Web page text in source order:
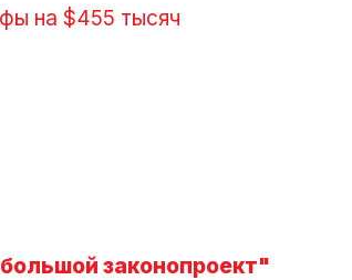
на $455 тысяч
законопроект"